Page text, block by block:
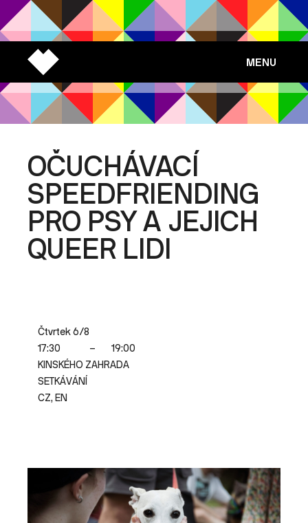
MENU
OČUCHÁVACÍ
SPEEDFRIENDING
PRO PSY A JEJICH
QUEER LIDI
Čtvrtek 6/8
17:30
–
19:00
KINSKÉHO ZAHRADA
SETKÁVÁNÍ
CZ, EN